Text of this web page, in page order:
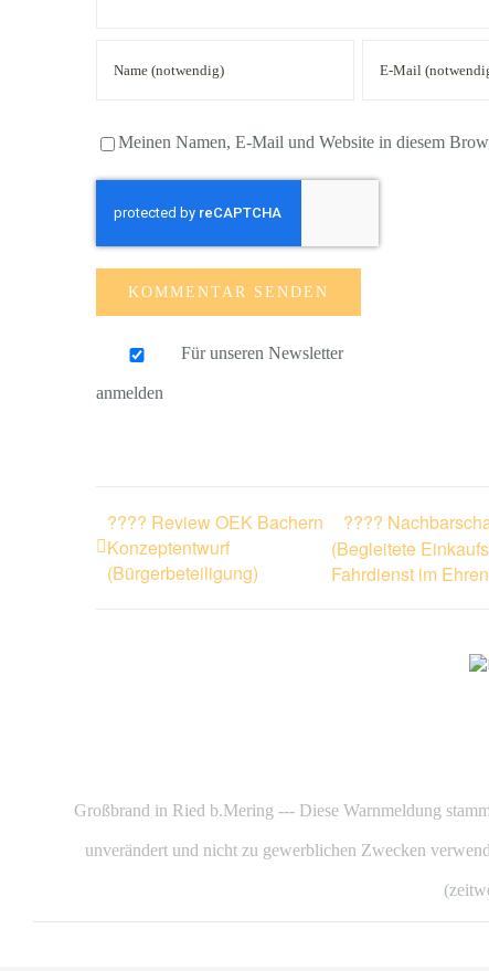
Meinen Namen, E-Mail und Website in diesem
Für unseren Newsletter
anmelden
???? Review OEK Bachern
Konzeptentwurf
(Bürgerbeteiligung)
????
(Begleitete
Fahrdienst im
Großbrand in Ried b.Mering --- Diese Warnmeldung
unverändert und nicht zu gewerblichen Zwecken